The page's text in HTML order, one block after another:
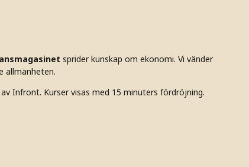
sprider kunskap om ekonomi. Vi vänder
allmänheten.
Infront. Kurser visas med 15 minuters fördröjning.